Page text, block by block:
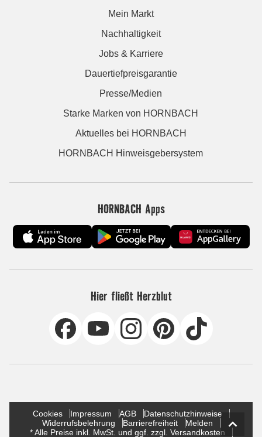
Mein Markt
Nachhaltigkeit
Jobs & Karriere
Dauertiefpreisgarantie
Presse/Medien
Starke Marken von HORNBACH
Aktuelles bei HORNBACH
HORNBACH Hinweisgebersystem
HORNBACH Apps
Hier fließt Herzblut
Cookies Impressum AGB
Datenschutzhinweise
Widerrufsbelehrung
Barrierefreiheit
Melden
* Alle Preise inkl. MwSt. und ggf. zzgl. Versandkosten